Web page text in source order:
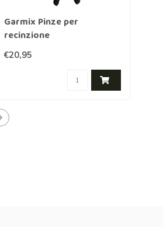
Garmix Pinze per
recinzione
€20,95